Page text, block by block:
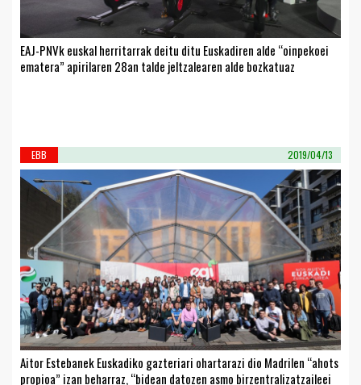
EAJ-PNVk euskal herritarrak deitu ditu Euskadiren alde “oinpekoei
ematera” apirilaren 28an talde jeltzalearen alde bozkatuaz
EBB 2019/04/13
Aitor Estebanek Euskadiko gazteriari ohartarazi dio Madrilen “ahots
propioa” izan beharraz, “bidean datozen asmo birzentralizatzaileei